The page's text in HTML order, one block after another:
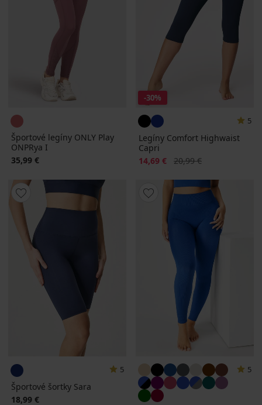
Športové legíny ONLY Play
ONPRya I
35,99 €
-30%
5
Legíny Comfort Highwaist
Capri
Zľava
14,69 € Pôvodná cena
20,99 €
5
Športové šortky Sara
18,99 €
5